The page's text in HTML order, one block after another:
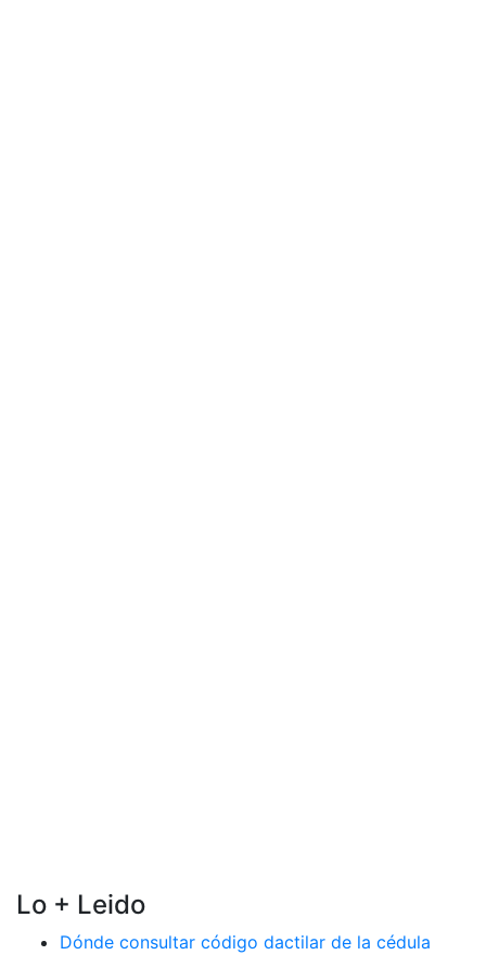
Lo + Leido
Dónde consultar código dactilar de la cédula